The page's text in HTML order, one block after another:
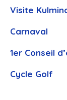
Visite
Carnaval
1er Conseil
Cycle Golf